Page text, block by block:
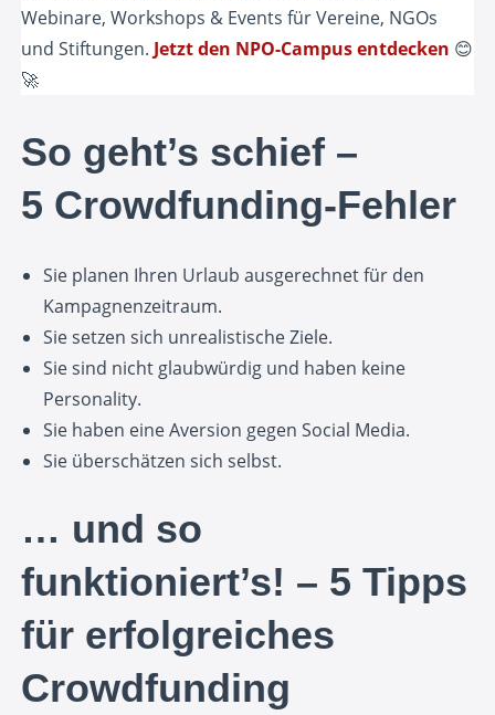
Webinare, Workshops & Events für Vereine, NGOs
und Stiftungen. Jetzt den NPO-Campus entdecken 😊
🚀
So geht’s schief –
5 Crowdfunding-Fehler
Sie planen Ihren Urlaub ausgerechnet für den
Kampagnenzeitraum.
Sie setzen sich unrealistische Ziele.
Sie sind nicht glaubwürdig und haben keine
Personality.
Sie haben eine Aversion gegen Social Media.
Sie überschätzen sich selbst.
… und so
funktioniert’s! – 5 Tipps
für erfolgreiches
Crowdfunding